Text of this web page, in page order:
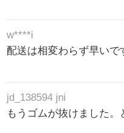
w****i
配送は相変わらず早いで
jd_138594 jni
もうゴムが抜けました。